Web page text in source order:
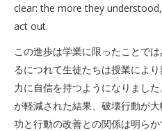
clear: the more they
act out.
この進歩は学業に限ったことで
るにつれて生徒たちは授業によ
力に自信を持つようになりまし
が軽減された結果、破壊行動が
功と行動の改善との関係は明ら